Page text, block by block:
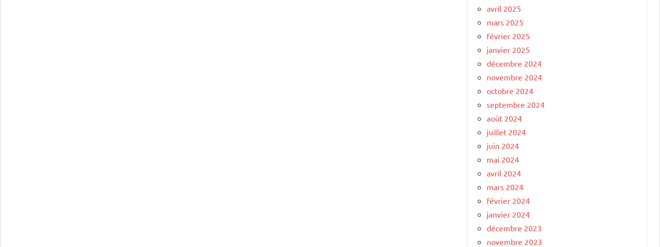
avril 2025
mars 2025
février 2025
janvier 2025
décembre 2024
novembre 2024
octobre 2024
septembre 2024
août 2024
juillet 2024
juin 2024
mai 2024
avril 2024
mars 2024
février 2024
janvier 2024
décembre 2023
novembre 2023